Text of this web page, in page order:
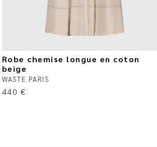
Robe chemise longue en coton
beige
WASTE PARIS
440 €